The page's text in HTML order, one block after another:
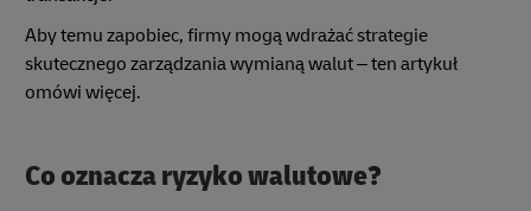
Aby temu zapobiec, firmy mogą wdrażać strategie
skutecznego zarządzania wymianą walut – ten artykuł
omówi więcej.
Co oznacza ryzyko walutowe?